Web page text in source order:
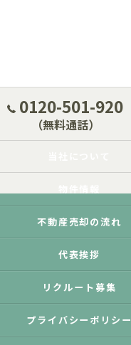
0120-501-920
（無料通話）
不動産売却の流れ
代表挨拶
リクルート募集
プライバシーポリシー